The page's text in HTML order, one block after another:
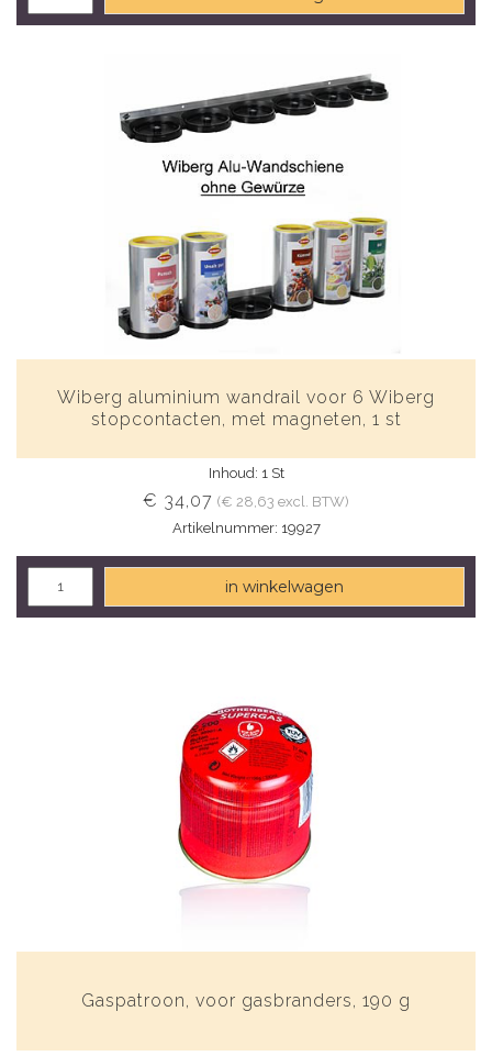
Wiberg aluminium wandrail voor 6 Wiberg
stopcontacten, met magneten, 1 st
Inhoud: 1 St
€ 34,07 (€ 28,63 excl. BTW)
Artikelnummer: 19927
in winkelwagen
Gaspatroon, voor gasbranders, 190 g